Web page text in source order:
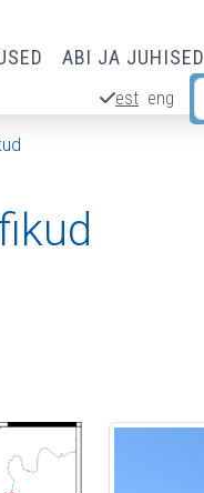
ABI JA JUHISED
est eng